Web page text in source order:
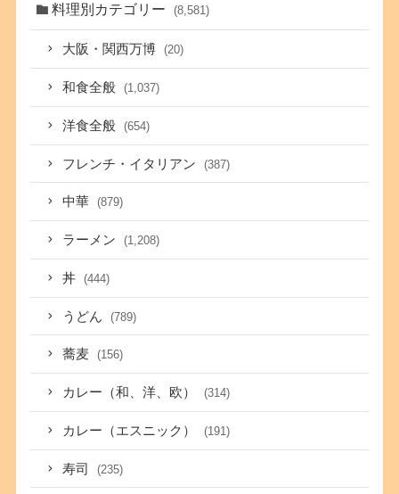
料理別カテゴリー (8,581)
大阪・関西万博 (20)
和食全般 (1,037)
洋食全般 (654)
フレンチ・イタリアン (387)
中華 (879)
ラーメン (1,208)
丼 (444)
うどん (789)
蕎麦 (156)
カレー（和、洋、欧） (314)
カレー（エスニック） (191)
寿司 (235)